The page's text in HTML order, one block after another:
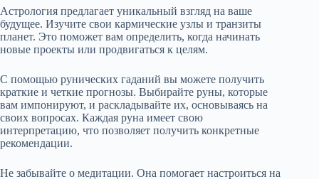
Астрология предлагает уникальный взгляд на ваше
будущее. Изучите свои кармические узлы и транзиты
планет. Это поможет вам определить, когда начинать
новые проекты или продвигаться к целям.
С помощью рунических гаданий вы можете получить
краткие и четкие прогнозы. Выбирайте руны, которые
вам импонируют, и раскладывайте их, основываясь на
своих вопросах. Каждая руна имеет свою
интерпретацию, что позволяет получить конкретные
рекомендации.
Не забывайте о медитации. Она помогает настроиться на